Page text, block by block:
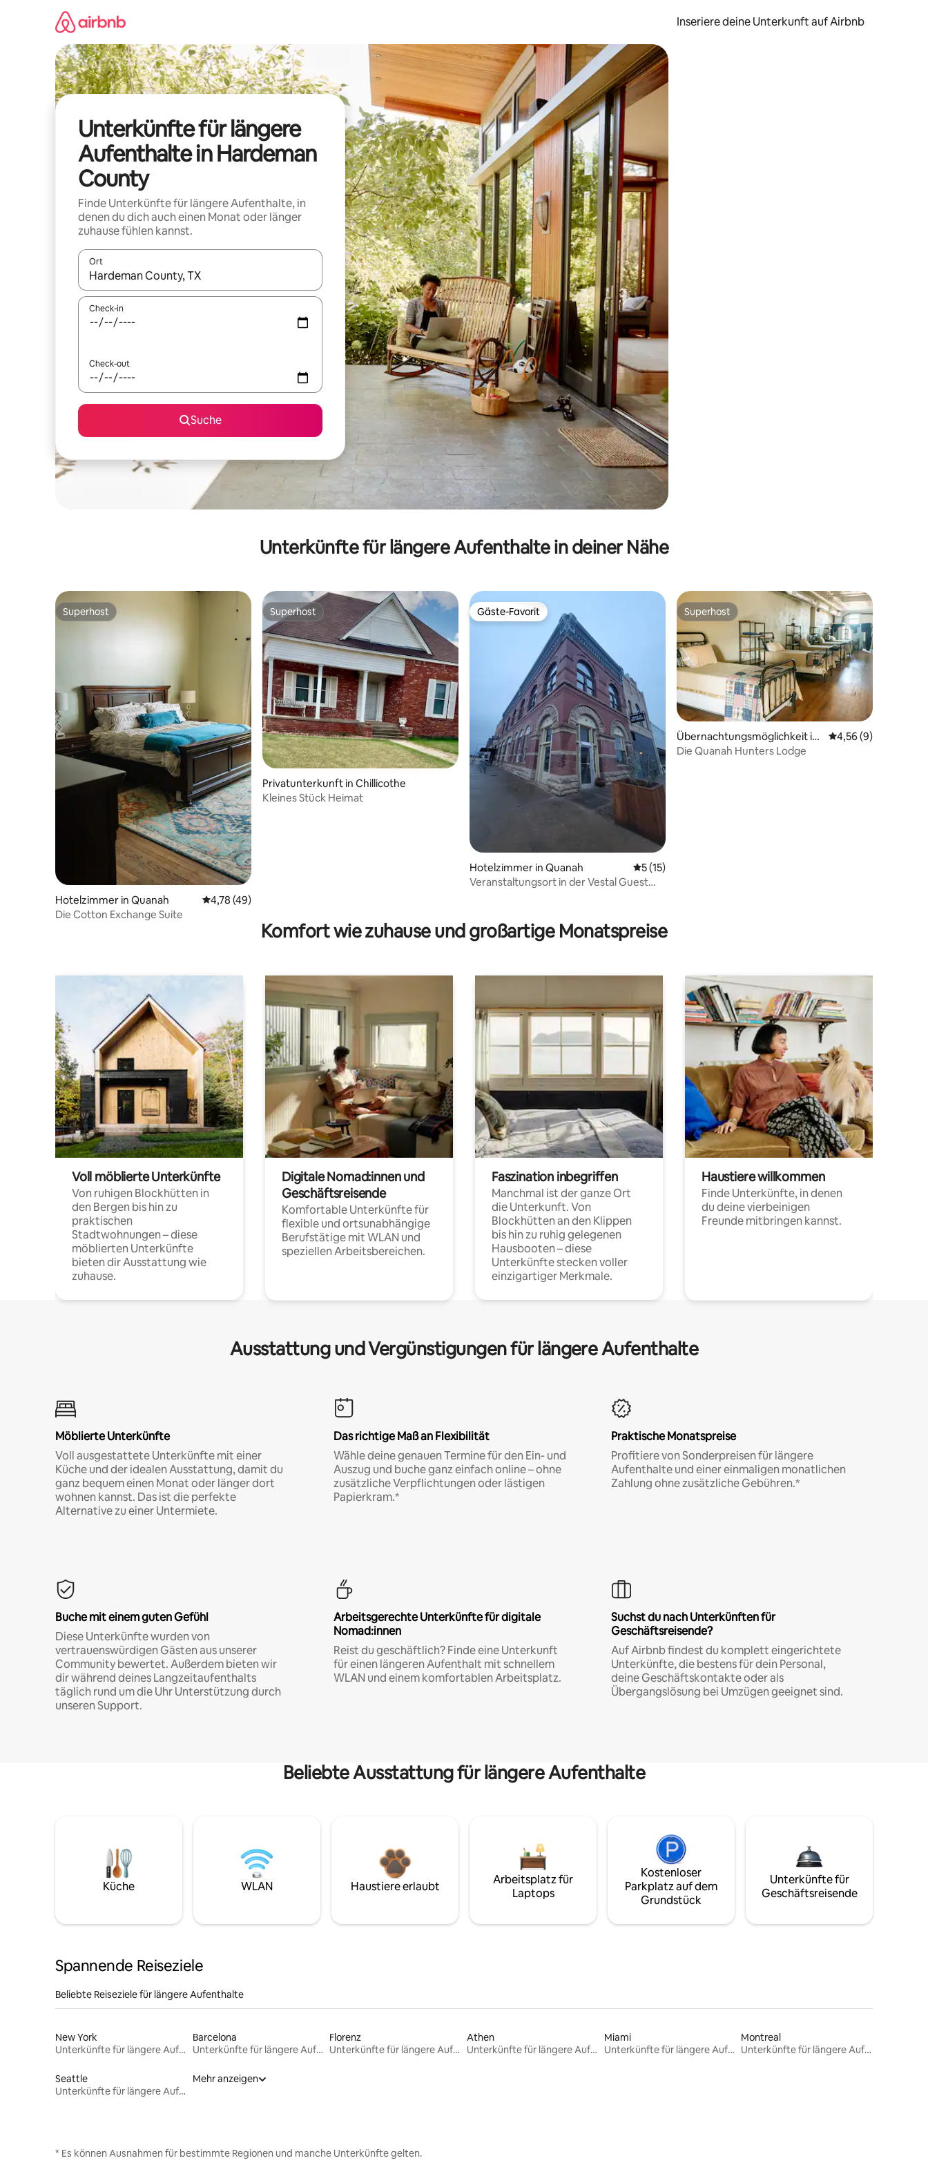
Inseriere deine Unterkunft auf Airbnb
Unterkünfte für längere
Aufenthalte in Hardeman
County
Finde Unterkünfte für längere Aufenthalte, in
denen du dich auch einen Monat oder länger
zuhause fühlen kannst.
Ort
Wenn Ergebnisse verfügbar sind, navigiere mit den Pfeiltasten nach oben und unten oder erkunde die Ergebnisse durch Berühren oder Wischgesten.
Check-in
Check-out
Suche
Unterkünfte für längere Aufenthalte in deiner Nähe
Superhost
Superhost
Hotelzimmer in Quanah Durchschnittliche Bewertung: 4,78 von 5, 49 Bewertungen
4,78 (49)
Die Cotton Exchange Suite
Superhost
Superhost
Privatunterkunft in Chillicothe
Kleines Stück Heimat
Gäste-Favorit
Gäste-Favorit
Hotelzimmer in Quanah Durchschnittliche Bewertung: 5 von 5, 15 Bewertungen
5 (15)
Veranstaltungsort in der Vestal Guest
Superhost
Superhost
Übernachtungsmöglichkeit in
Quanah
Durchschnittliche
4,56 (9)
Die Quanah Hunters Lodge
Komfort wie zuhause und großartige Monatspreise
Voll möblierte Unterkünfte
Von ruhigen Blockhütten in
den Bergen bis hin zu
praktischen
Stadtwohnungen – diese
möblierten Unterkünfte
bieten dir Ausstattung wie
zuhause.
Digitale Nomad:innen und
Geschäftsreisende
Komfortable Unterkünfte für
flexible und ortsunabhängige
Berufstätige mit WLAN und
speziellen Arbeitsbereichen.
Faszination inbegriffen
Manchmal ist der ganze Ort
die Unterkunft. Von
Blockhütten an den Klippen
bis hin zu ruhig gelegenen
Hausbooten – diese
Unterkünfte stecken voller
einzigartiger Merkmale.
Haustiere willkommen
Finde Unterkünfte, in denen
du deine vierbeinigen
Freunde mitbringen kannst.
Ausstattung und Vergünstigungen für längere Aufenthalte
Möblierte Unterkünfte
Voll ausgestattete Unterkünfte mit einer
Küche und der idealen Ausstattung, damit du
ganz bequem einen Monat oder länger dort
wohnen kannst. Das ist die perfekte
Alternative zu einer Untermiete.
Das richtige Maß an Flexibilität
Wähle deine genauen Termine für den Ein- und
Auszug und buche ganz einfach online – ohne
zusätzliche Verpflichtungen oder lästigen
Papierkram.*
Praktische Monatspreise
Profitiere von Sonderpreisen für längere
Aufenthalte und einer einmaligen monatlichen
Zahlung ohne zusätzliche Gebühren.*
Buche mit einem guten Gefühl
Diese Unterkünfte wurden von
vertrauenswürdigen Gästen aus unserer
Community bewertet. Außerdem bieten wir
dir während deines Langzeitaufenthalts
täglich rund um die Uhr Unterstützung durch
unseren Support.
Arbeitsgerechte Unterkünfte für digitale
Nomad:innen
Reist du geschäftlich? Finde eine Unterkunft
für einen längeren Aufenthalt mit schnellem
WLAN und einem komfortablen Arbeitsplatz.
Suchst du nach Unterkünften für
Geschäftsreisende?
Auf Airbnb findest du komplett eingerichtete
Unterkünfte, die bestens für dein Personal,
deine Geschäftskontakte oder als
Übergangslösung bei Umzügen geeignet sind.
Beliebte Ausstattung für längere Aufenthalte
Küche WLAN Haustiere erlaubt
Arbeitsplatz für
Laptops
Kostenloser
Parkplatz auf dem
Grundstück
Unterkünfte für
Geschäftsreisende
Spannende Reiseziele
Beliebte Reiseziele für längere Aufenthalte
New York
Unterkünfte für längere Aufenthalte
Barcelona
Unterkünfte für längere Aufenthalte
Florenz
Unterkünfte für längere Aufenthalte
Athen
Unterkünfte für längere Aufenthalte
Miami
Unterkünfte für längere Aufenthalte
Montreal
Unterkünfte für längere Aufenthalte
Seattle
Unterkünfte für längere Aufenthalte
Mehr anzeigen
* Es können Ausnahmen für bestimmte Regionen und manche Unterkünfte gelten.